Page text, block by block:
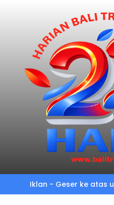
Iklan - Geser ke atas